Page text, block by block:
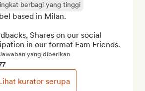
berbagi yang tinggi
based in Milan.
Shares on our social
in our format Fam Friends.
yang diberikan
kurator serupa